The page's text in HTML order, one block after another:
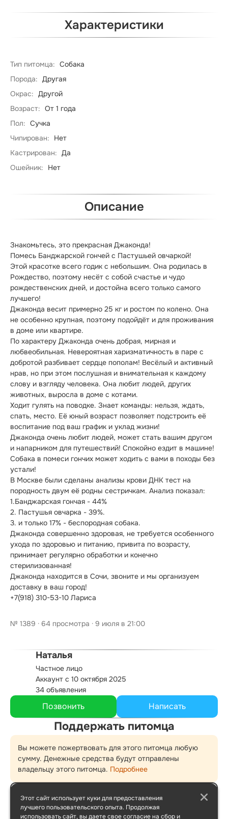
Характеристики
Тип питомца: Собака
Порода: Другая
Окрас: Другой
Возраст: От 1 года
Пол: Сучка
Чипирован:
Нет
Кастрирован: Да
Ошейник:
Нет
Описание
Знакомьтесь, это прекрасная Джаконда!
Помесь Банджарской гончей с Пастушьей овчаркой!
Этой красотке всего годик с небольшим. Она родилась в
Рождество, поэтому несёт с собой счастье и чудо
рождественских дней, и достойна всего только самого
лучшего!
Джаконда весит примерно 25 кг и ростом по колено. Она
не особенно крупная, поэтому подойдёт и для проживания
в доме или квартире.
По характеру Джаконда очень добрая, мирная и
любвеобильная. Невероятная харизматичность в паре с
добротой разбивает сердце пополам! Весёлый и активный
нрав, но при этом послушная и внимательная к каждому
слову и взгляду человека. Она любит людей, других
животных, выросла в доме с котами.
Ходит гулять на поводке. Знает команды: нельзя, ждать,
спать, место. Её юный возраст позволяет подстроить её
воспитание под ваш график и уклад жизни!
Джаконда очень любит людей, может стать вашим другом
и напарником для путешествий! Спокойно ездит в машине!
Собака в помеси гончих может ходить с вами в походы без
устали!
В Москве были сделаны анализы крови ДНК тест на
породность двум её родны сестричкам. Анализ показал:
1.Банджарская гончая - 44%
2. Пастушья овчарка - 39%.
3. и только 17% - беспородная собака.
Джаконда совершенно здоровая, не требуется особенного
ухода по здоровью и питанию, привита по возрасту,
принимает регулярно обработки и конечно
стерилизованная!
Джаконда находится в Сочи, звоните и мы организуем
доставку в ваш город!
+7(918) 310-53-10 Лариса
№ 1389 · 64 просмотра · 9 июля в 21:00
Наталья
Частное лицо
Аккаунт с 10 октября 2025
34 объявления
Поддержать питомца
Вы можете пожертвовать для этого питомца любую
сумму. Денежные средства будут отправлены
владельцу этого питомца. Подробнее
500 ₽ 1000 ₽ 1500 ₽
Этот сайт использует куки для предоставления
лучшего пользовательского опыта. Продолжая
использовать сайт, вы даете свое согласие на сбор и